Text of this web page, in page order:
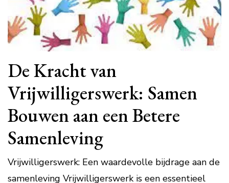
De Kracht van
Vrijwilligerswerk: Samen
Bouwen aan een Betere
Samenleving
Vrijwilligerswerk: Een waardevolle bijdrage aan de
samenleving Vrijwilligerswerk is een essentieel